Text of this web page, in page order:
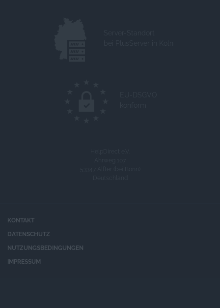
KONTAKT
DATENSCHUTZ
NUTZUNGSBEDINGUNGEN
IMPRESSUM